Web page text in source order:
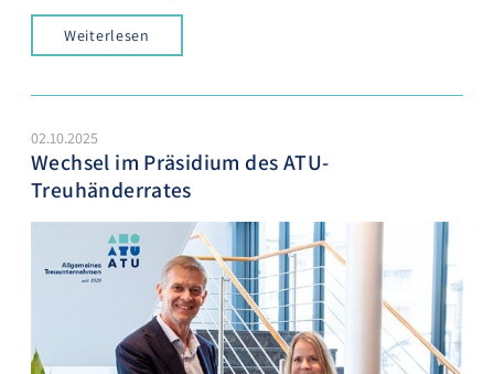
Weiterlesen
02.10.2025
Wechsel im Präsidium des ATU-
Treuhänderrates